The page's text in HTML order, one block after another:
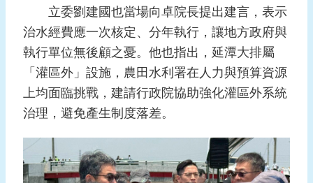
立委劉建國也當場向卓院長提出建言，表示
治水經費應一次核定、分年執行，讓地方政府與
執行單位無後顧之憂。他也指出，延潭大排屬
「灌區外」設施，農田水利署在人力與預算資源
上均面臨挑戰，建請行政院協助強化灌區外系統
治理，避免產生制度落差。